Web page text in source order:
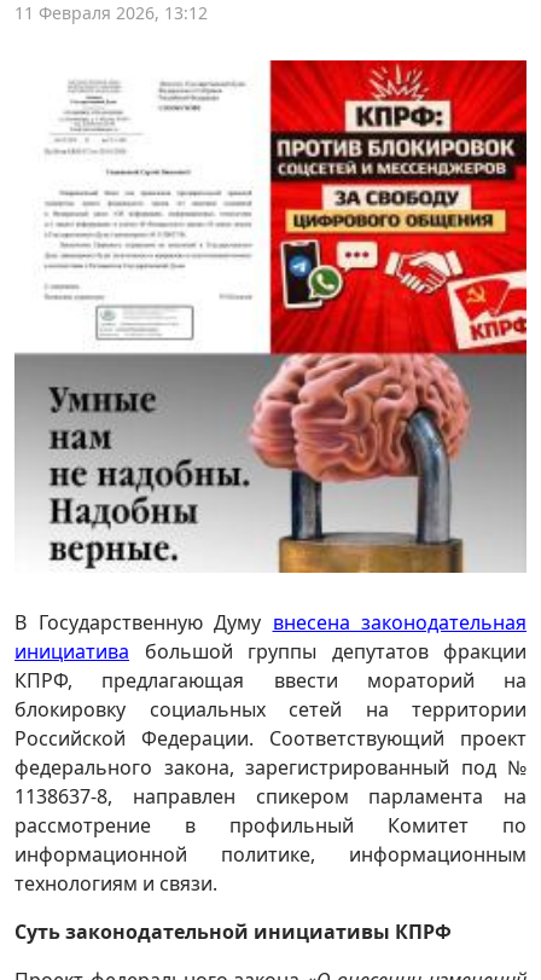
11 Февраля 2026, 13:12
В Государственную Думу внесена законодательная
инициатива большой группы депутатов фракции
КПРФ, предлагающая ввести мораторий на
блокировку социальных сетей на территории
Российской Федерации. Соответствующий проект
федерального закона, зарегистрированный под №
1138637-8, направлен спикером парламента на
рассмотрение в профильный Комитет по
информационной политике, информационным
технологиям и связи.
Суть законодательной инициативы КПРФ